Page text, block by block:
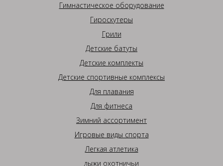
Гимнастическое оборудование
Гироскутеры
Грили
Детские батуты
Детские комплекты
Детские спортивные комплексы
Для плавания
Для фитнеса
Зимний ассортимент
Игровые виды спорта
Легкая атлетика
лыжи охотничьи